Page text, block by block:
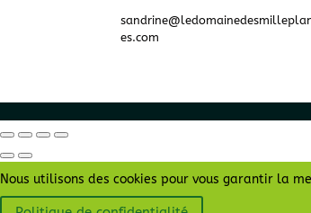
es.com
Nous utilisons des cookies pour vous garantir la